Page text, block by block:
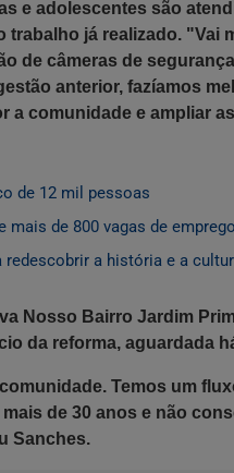
e adolescentes são
já realizado. "Vai
de câmeras de
anterior, fazíamos
a comunidade e ampliar
de 12 mil pessoas
de 800 vagas de
a história e a
Nosso Bairro Jardim
da reforma, aguardada
Temos um
de 30 anos e não
Sanches.